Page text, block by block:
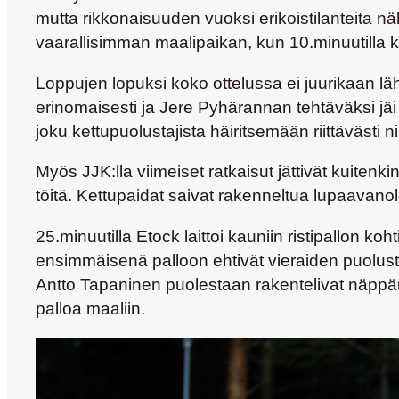
mutta rikkonaisuuden vuoksi erikoistilanteita
vaarallisimman maalipaikan, kun 10.minuutilla
Loppujen lopuksi koko ottelussa ei juurikaan
erinomaisesti ja Jere Pyhärannan tehtäväksi
joku kettupuolustajista häiritsemään riittävästi
Myös JJK:lla viimeiset ratkaisut jättivät
töitä. Kettupaidat saivat rakenneltua
25.minuutilla Etock laittoi kauniin ristipallon
ensimmäisenä palloon ehtivät vieraiden
Antto Tapaninen puolestaan rakentelivat
palloa maaliin.